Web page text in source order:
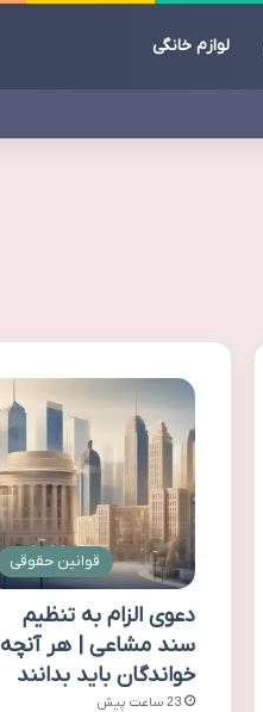
لوازم خانگی
قوانین حقوقی
دعوی الزام به تنظیم
سند مشاعی | هر آنچه
خواندگان باید بدانند
23 ساعت پیش